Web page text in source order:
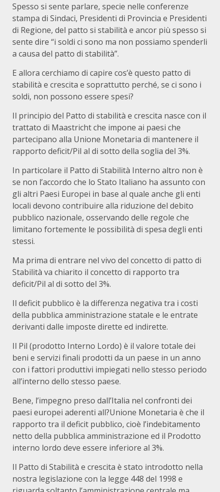
Spesso si sente parlare, specie nelle conferenze
stampa di Sindaci, Presidenti di Provincia e Presidenti
di Regione, del patto si stabilità e ancor più spesso si
sente dire “i soldi ci sono ma non possiamo spenderli
a causa del patto di stabilità”.
E allora cerchiamo di capire cos’è questo patto di
stabilità e crescita e soprattutto perché, se ci sono i
soldi, non possono essere spesi?
Il principio del Patto di stabilità e crescita nasce con il
trattato di Maastricht che impone ai paesi che
partecipano alla Unione Monetaria di mantenere il
rapporto deficit/Pil al di sotto della soglia del 3%.
In particolare il Patto di Stabilità Interno altro non è
se non l’accordo che lo Stato Italiano ha assunto con
gli altri Paesi Europei in base al quale anche gli enti
locali devono contribuire alla riduzione del debito
pubblico nazionale, osservando delle regole che
limitano fortemente le possibilità di spesa degli enti
stessi.
Ma prima di entrare nel vivo del concetto di patto di
Stabilità va chiarito il concetto di rapporto tra
deficit/Pil al di sotto del 3%.
Il deficit pubblico è la differenza negativa tra i costi
della pubblica amministrazione statale e le entrate
derivanti dalle imposte dirette ed indirette.
Il Pil (prodotto Interno Lordo) è il valore totale dei
beni e servizi finali prodotti da un paese in un anno
con i fattori produttivi impiegati nello stesso periodo
all’interno dello stesso paese.
Bene, l’impegno preso dall’Italia nel confronti dei
paesi europei aderenti all?Unione Monetaria è che il
rapporto tra il deficit pubblico, cioè l’indebitamento
netto della pubblica amministrazione ed il Prodotto
interno lordo deve essere inferiore al 3%.
Il Patto di Stabilità e crescita è stato introdotto nella
nostra legislazione con la legge 448 del 1998 e